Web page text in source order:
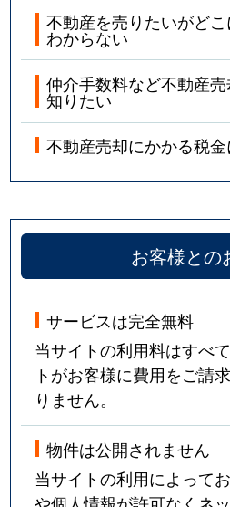
不動産を売りたいがど
わからない
仲介手数料など不動産
知りたい
不動産売却にかかる税
お客様との
サービスは完全無料
当サイトの利用料はすべ
トがお客様に費用をご請
りません。
物件は公開されません
当サイトの利用によって